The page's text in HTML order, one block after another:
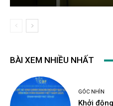
BÀI XEM NHIỀU NHẤT
GÓC NHÌN
Khởi